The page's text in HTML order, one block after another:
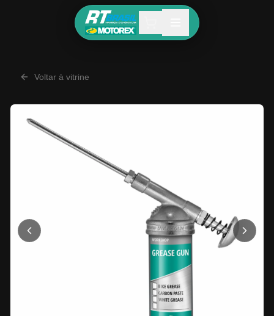
Voltar à vitrine